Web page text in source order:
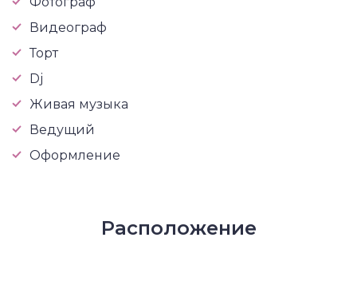
Видеограф
Торт
Dj
Живая музыка
Ведущий
Оформление
Расположение